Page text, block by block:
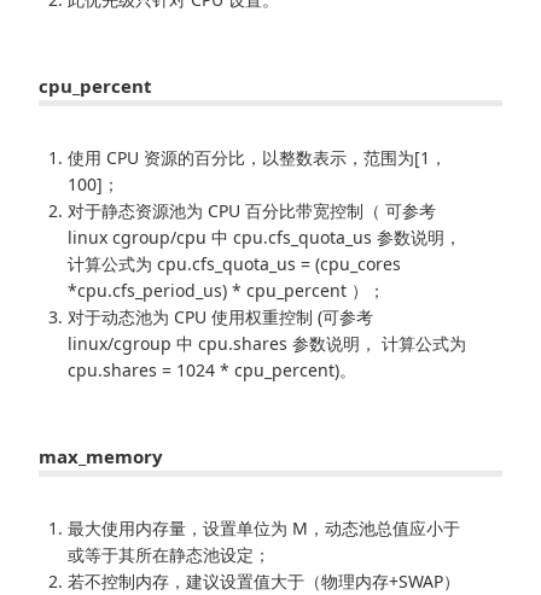
cpu_percent
使用 CPU 资源的百分比，以整数表示，范围为[1，
100]；
对于静态资源池为 CPU 百分比带宽控制（ 可参考
linux cgroup/cpu 中 cpu.cfs_quota_us 参数说明，
计算公式为 cpu.cfs_quota_us = (cpu_cores
*cpu.cfs_period_us) * cpu_percent ）；
对于动态池为 CPU 使用权重控制 (可参考
linux/cgroup 中 cpu.shares 参数说明， 计算公式为
cpu.shares = 1024 * cpu_percent)。
max_memory
最大使用内存量，设置单位为 M，动态池总值应小于
或等于其所在静态池设定；
若不控制内存，建议设置值大于（物理内存+SWAP）